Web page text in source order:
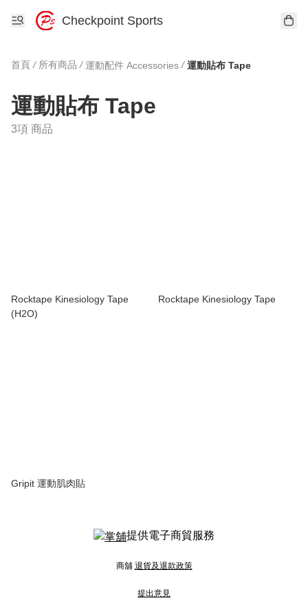
Checkpoint Sports
首頁 / 所有商品 / 運動配件 Accessories / 運動貼布 Tape
運動貼布 Tape
3項 商品
Rocktape Kinesiology Tape
(H2O)
Rocktape Kinesiology Tape
Gripit 運動肌肉貼
提供電子商貿服務
商舖 退貨及退款政策
提出意見